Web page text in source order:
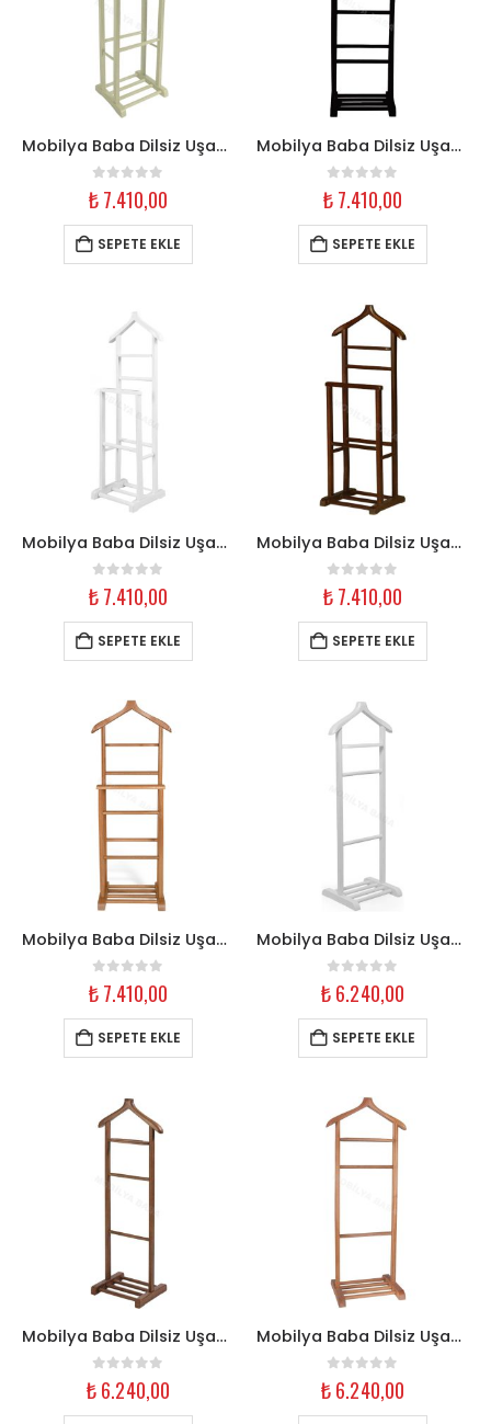
Mobilya Baba Dilsiz Uşak Askılık – Çift Tepe Krem Ahşap
out of 5
₺7.410,00
SEPETE EKLE
Mobilya Baba Dilsiz Uşak Askılık – Çift Tepe Siyah Ahşap
out of 5
₺7.410,00
SEPETE EKLE
Mobilya Baba Dilsiz Uşak Askılık – Çiftli Beyaz Ahşap
out of 5
₺7.410,00
SEPETE EKLE
Mobilya Baba Dilsiz Uşak Askılık – Çiftli Ceviz Ahşap
out of 5
₺7.410,00
SEPETE EKLE
Mobilya Baba Dilsiz Uşak Askılık – Çiftli Naturel Ahşap
out of 5
₺7.410,00
SEPETE EKLE
Mobilya Baba Dilsiz Uşak Askılık – Tekli Beyaz Ahşap
out of 5
₺6.240,00
SEPETE EKLE
Mobilya Baba Dilsiz Uşak Askılık – Tekli Ceviz Ahşap
out of 5
₺6.240,00
Mobilya Baba Dilsiz Uşak Askılık – Tekli Naturel Ahşap
out of 5
₺6.240,00